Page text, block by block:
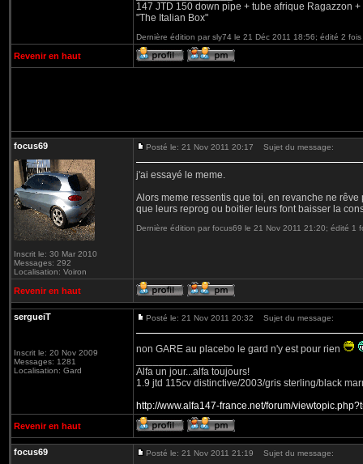
147 JTD 150 down pipe + tube afrique Ragazzon
"The Italian Box"
Dernière édition par sly74 le 21 Déc 2011 18:56; édité 2 fois
Revenir en haut
focus69
Inscrit le: 30 Mar 2010
Messages: 292
Localisation: Voiron
Posté le: 21 Nov 2011 20:17 Sujet du message:
j'ai essayé le meme.
Alors meme ressentis que toi, en revanche ne
que leurs reprog ou boitier leurs font baisser la
Dernière édition par focus69 le 21 Nov 2011 21:20; édité 1
Revenir en haut
sergueiT
Inscrit le: 20 Nov 2009
Messages: 1281
Localisation: Gard
Posté le: 21 Nov 2011 20:32 Sujet du message:
non GARE au placebo le gard n'y est pour rien
Alfa un jour...alfa toujours!
1.9 jtd 115cv distinctive/2003/gris sterling/black
http://www.alfa147-france.net/forum/
Revenir en haut
focus69 Posté le: 21 Nov 2011 21:19 Sujet du message: